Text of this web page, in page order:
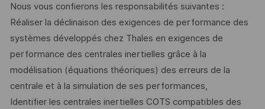
Nous vous confierons les responsabilités suivantes :
Réaliser la déclinaison des exigences de performance des
systèmes développés chez Thales en exigences de
performance des centrales inertielles grâce à la
modélisation (équations théoriques) des erreurs de la
centrale et à la simulation de ses performances,
Identifier les centrales inertielles COTS compatibles des